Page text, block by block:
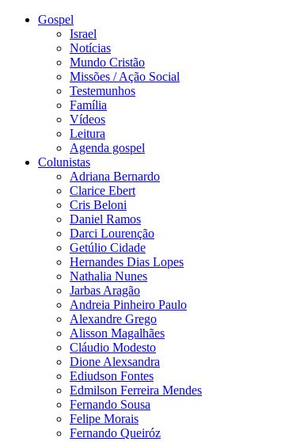
Gospel
Israel
Notícias
Mundo Cristão
Missões / Ação Social
Testemunhos
Família
Vídeos
Leitura
Agenda gospel
Colunistas
Adriana Bernardo
Clarice Ebert
Cris Beloni
Daniel Ramos
Darci Lourenção
Getúlio Cidade
Hernandes Dias Lopes
Nathalia Nunes
Jarbas Aragão
Andreia Pinheiro Paulo
Alexandre Grego
Alisson Magalhães
Cláudio Modesto
Dione Alexsandra
Ediudson Fontes
Edmilson Ferreira Mendes
Fernando Sousa
Felipe Morais
Fernando Queiróz